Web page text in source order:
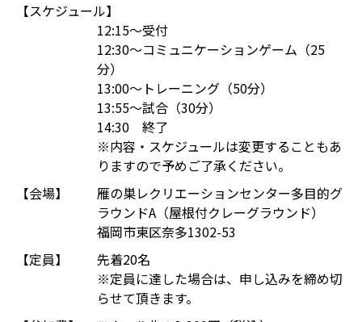
【スケジュール】
12:15～受付
12:30～コミュニケーションゲーム（25
分）
13:00～トレーニング（50分）
13:55～試合（30分）
14:30 終了
※内容・スケジュールは変更することもあ
りますので予めご了承ください。
【会場】
雁の巣レクリエーションセンター多目的グ
ラウンドA（屋根付クレーグラウンド）
福岡市東区奈多1302-53
【定員】
先着20名
※定員に達した場合は、申し込みを締め切
らせて頂きます。